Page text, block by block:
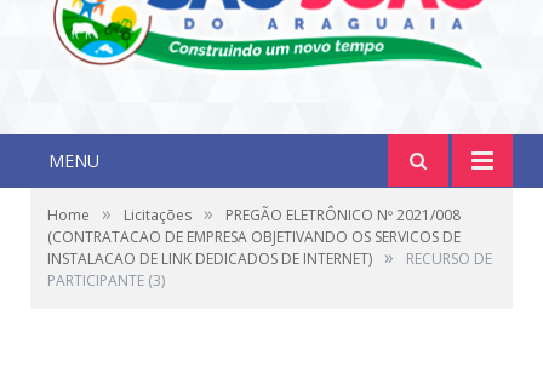
MENU
Home » Licitações »
PREGÃO ELETRÔNICO Nº 2021/008
(CONTRATACAO DE EMPRESA OBJETIVANDO OS SERVICOS DE
INSTALACAO DE LINK DEDICADOS DE INTERNET) »
RECURSO DE
PARTICIPANTE (3)